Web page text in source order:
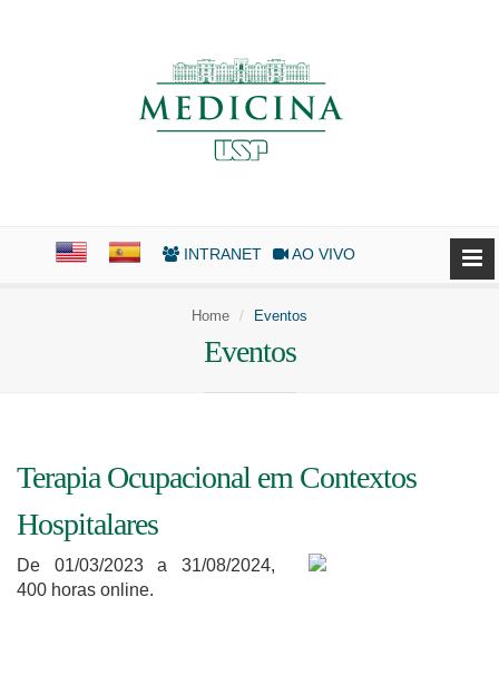
INTRANET AO VIVO
Home Eventos
Eventos
Terapia Ocupacional em Contextos
Hospitalares
De 01/03/2023 a 31/08/2024,
400 horas online.